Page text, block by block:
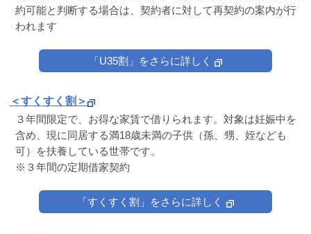
約可能と判断する場合は、契約者に対して再契約の案内が行
われます
「U35割」をさらに詳しく
＜すくすく割＞
３年間限定で、お得な家賃で借りられます。対象は妊娠中を
含め、現に同居する満18歳未満の子供（孫、甥、姪なども
可）を扶養している世帯です。
※３年間の定期借家契約
「すくすく割」をさらに詳しく